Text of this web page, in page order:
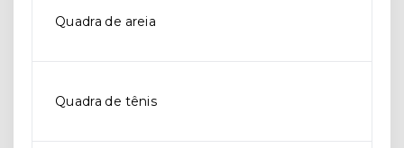
Quadra de areia
Quadra de tênis